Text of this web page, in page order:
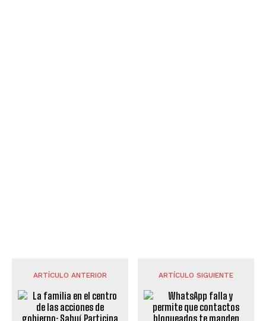
ARTÍCULO ANTERIOR ARTÍCULO SIGUIENTE